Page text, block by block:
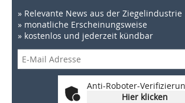
» Relevante News aus der Ziegelindustrie
» monatliche Erscheinungsweise
» kostenlos und jederzeit kündbar
Anti-Roboter-
Hier klicken